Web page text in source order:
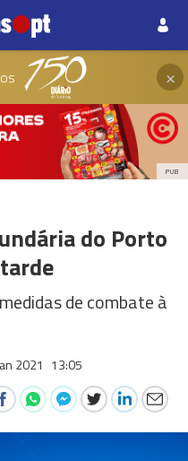
×
PUB
do Porto
de combate à
2021 13:05